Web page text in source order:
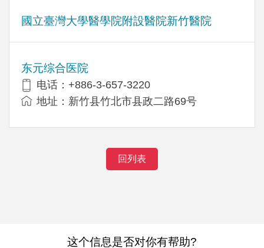
國立臺灣大學醫學院附設醫院新竹醫院
东元综合医院
电话：+886-3-657-3220
地址：新竹县竹北市县政二路69号
回列表
这个信息是否对你有帮助?